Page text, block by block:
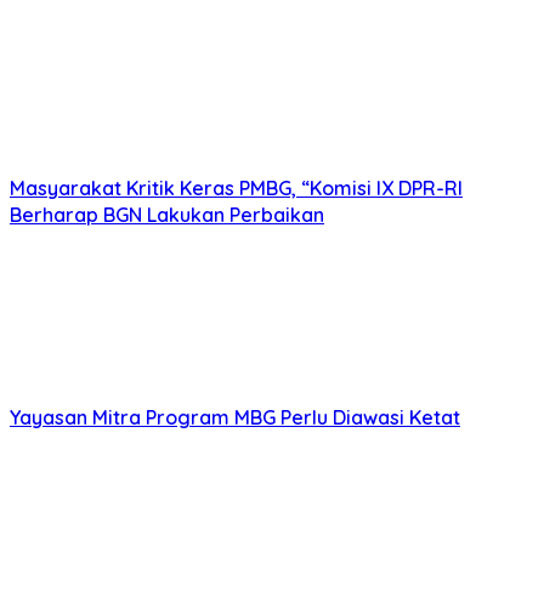
Masyarakat Kritik Keras PMBG, “Komisi IX DPR-RI
Berharap BGN Lakukan Perbaikan
Yayasan Mitra Program MBG Perlu Diawasi Ketat